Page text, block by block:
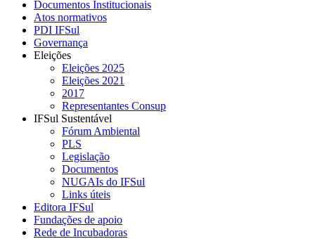
Documentos Institucionais
Atos normativos
PDI IFSul
Governança
Eleições
Eleições 2025
Eleições 2021
2017
Representantes Consup
IFSul Sustentável
Fórum Ambiental
PLS
Legislação
Documentos
NUGAIs do IFSul
Links úteis
Editora IFSul
Fundações de apoio
Rede de Incubadoras